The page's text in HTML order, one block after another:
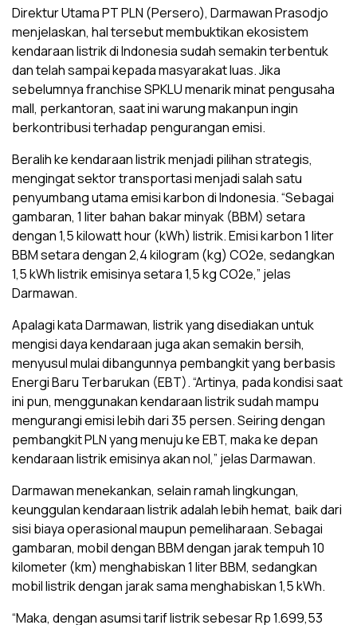
Direktur Utama PT PLN (Persero), Darmawan Prasodjo
menjelaskan, hal tersebut membuktikan ekosistem
kendaraan listrik di Indonesia sudah semakin terbentuk
dan telah sampai kepada masyarakat luas. Jika
sebelumnya franchise SPKLU menarik minat pengusaha
mall, perkantoran, saat ini warung makanpun ingin
berkontribusi terhadap pengurangan emisi.
Beralih ke kendaraan listrik menjadi pilihan strategis,
mengingat sektor transportasi menjadi salah satu
penyumbang utama emisi karbon di Indonesia. “Sebagai
gambaran, 1 liter bahan bakar minyak (BBM) setara
dengan 1,5 kilowatt hour (kWh) listrik. Emisi karbon 1 liter
BBM setara dengan 2,4 kilogram (kg) CO2e, sedangkan
1,5 kWh listrik emisinya setara 1,5 kg CO2e,” jelas
Darmawan.
Apalagi kata Darmawan, listrik yang disediakan untuk
mengisi daya kendaraan juga akan semakin bersih,
menyusul mulai dibangunnya pembangkit yang berbasis
Energi Baru Terbarukan (EBT). “Artinya, pada kondisi saat
ini pun, menggunakan kendaraan listrik sudah mampu
mengurangi emisi lebih dari 35 persen. Seiring dengan
pembangkit PLN yang menuju ke EBT, maka ke depan
kendaraan listrik emisinya akan nol,” jelas Darmawan.
Darmawan menekankan, selain ramah lingkungan,
keunggulan kendaraan listrik adalah lebih hemat, baik dari
sisi biaya operasional maupun pemeliharaan. Sebagai
gambaran, mobil dengan BBM dengan jarak tempuh 10
kilometer (km) menghabiskan 1 liter BBM, sedangkan
mobil listrik dengan jarak sama menghabiskan 1,5 kWh.
“Maka, dengan asumsi tarif listrik sebesar Rp 1.699,53